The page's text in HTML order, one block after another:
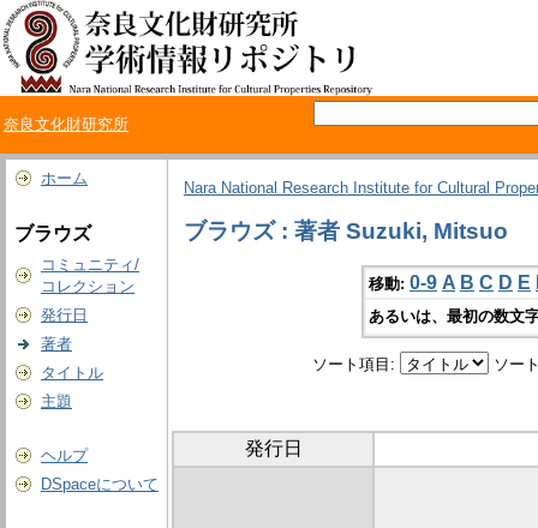
奈良文化財研究所
ホーム
ブラウズ
コミュニティ/
コレクション
発行日
著者
タイトル
主題
ヘルプ
DSpaceについて
Nara National Research Institute for Cultural
ブラウズ : 著者 Suzuki, Mitsuo
移動: 0-9 A B C D E
あるいは、最初の数文
ソート項目: ソー
発行日